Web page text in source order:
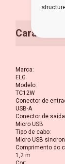
Marca:
ELG
Modelo:
TC12W
Conector de
USB-A
Conector de saída
Micro USB
Tipo de cabo:
Micro USB
Comprimento do
1,2 m